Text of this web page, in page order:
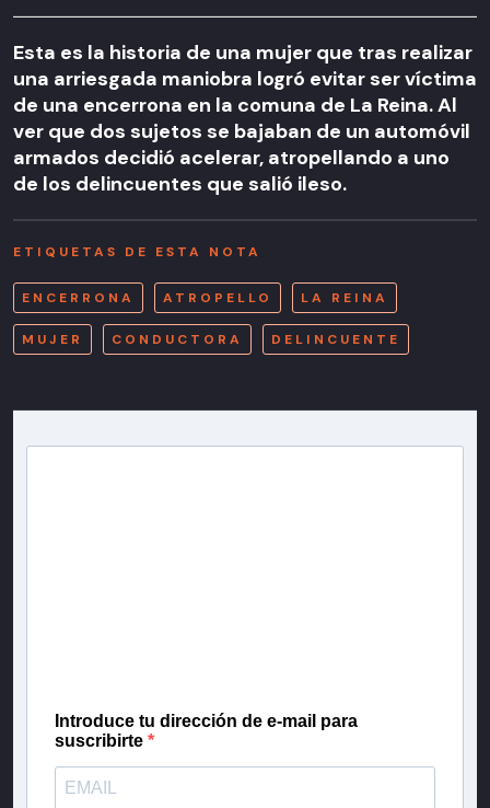
Esta es la historia de una mujer que tras realizar
una arriesgada maniobra logró evitar ser víctima
de una encerrona en la comuna de La Reina. Al
ver que dos sujetos se bajaban de un automóvil
armados decidió acelerar, atropellando a uno
de los delincuentes que salió ileso.
ETIQUETAS DE ESTA NOTA
ENCERRONA ATROPELLO LA REINA
MUJER CONDUCTORA DELINCUENTE
Introduce tu dirección de e-mail para
suscribirte